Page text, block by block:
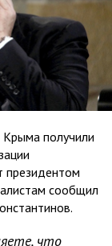
получили
президентом
сообщил
что